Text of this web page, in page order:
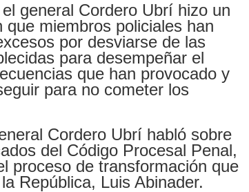
general Cordero Ubrí hizo un
miembros policiales han
por desviarse de las
para desempeñar el
que han provocado y
para no cometer los
Cordero Ubrí habló sobre
del Código Procesal Penal,
proceso de transformación que
República, Luis Abinader.